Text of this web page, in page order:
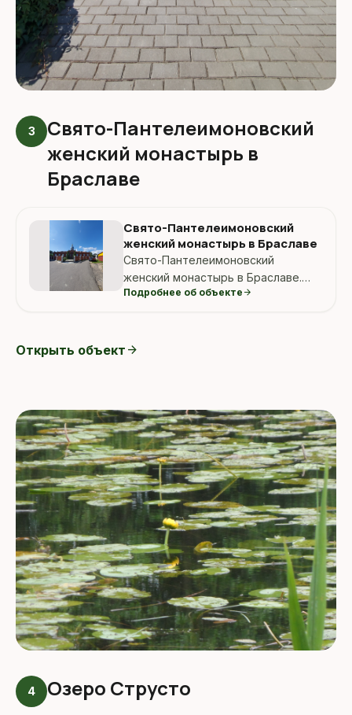
3
Свято-Пантелеимоновский
женский монастырь в
Браславе
Свято-Пантелеимоновский
женский монастырь в Браславе
Свято-Пантелеимоновский
женский монастырь в Браславе.
Ориентир: браслав монастырь.
Подробнее об объекте arrow_forward
Открыть объект arrow_forward
4 Озеро Струсто